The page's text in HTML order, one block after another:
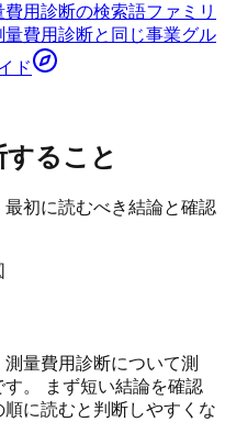
費用診断の検索語ファミリ
量費用診断と同じ事業グル
ド
ること
初に読むべき結論と確認
測量費用診断について測
。 まず短い結論を確認
に読むと判断しやすくな